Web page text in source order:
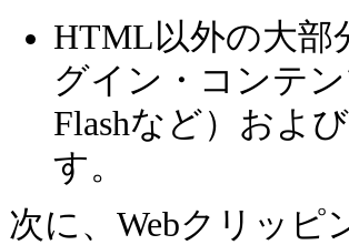
HTML以外の大部
グイン・コンテ
Flashなど）およ
す。
次に、Webクリッピ